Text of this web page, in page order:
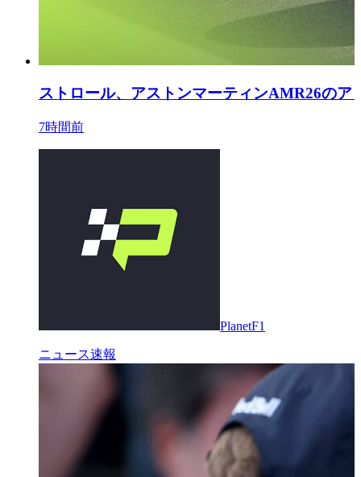
ストロール、アストンマーティンAMR26の
7時間前
PlanetF1
ニュース速報